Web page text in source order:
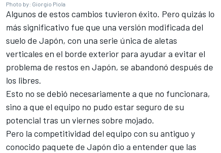
Photo by: Giorgio Piola
Algunos de estos cambios tuvieron éxito. Pero quizás lo
más significativo fue que una versión modificada del
suelo de Japón, con una serie única de aletas
verticales en el borde exterior para ayudar a evitar el
problema de restos en Japón, se abandonó después de
los libres.
Esto no se debió necesariamente a que no funcionara,
sino a que el equipo no pudo estar seguro de su
potencial tras un viernes sobre mojado.
Pero la competitividad del equipo con su antiguo y
conocido paquete de Japón dio a entender que las